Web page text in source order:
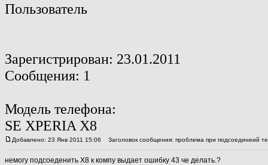
Пользователь
Зарегистрирован: 23.01.2011
Сообщения: 1
Модель телефона:
SE XPERIA X8
Добавлено: 23 Янв 2011 15:06 Заголовок сообщения: проблема при подсоединеий
немогу подсоеденить X8 к компу выдает ошибку 43 че делать.?